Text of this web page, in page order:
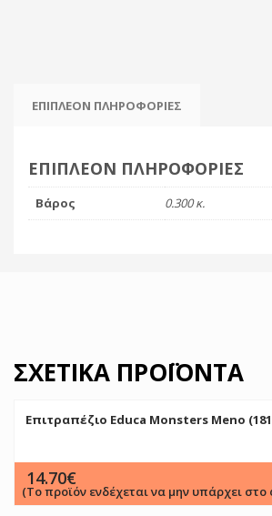
ΕΠΙΠΛΈΟΝ ΠΛΗΡΟΦΟΡΊΕΣ
ΕΠΙΠΛΈΟΝ ΠΛΗΡΟΦΟΡΊΕΣ
Βάρος 0.300 κ.
ΣΧΕΤΙΚΆ ΠΡΟΪΌΝΤΑ
Επιτραπέζιο Educa Monsters Meno
14.70€
(Το προϊόν ενδέχεται να μην υπάρχει